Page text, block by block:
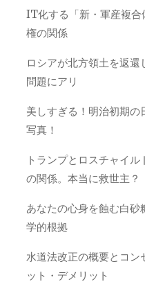
IT化する「新・軍産複合
権の関係
ロシアが北方領土を返還
問題にアリ
美しすぎる！明治初期の
写真！
トランプとロスチャイル
の関係。本当に救世主？
あなたの心身を蝕む白砂
学的根拠
水道法改正の概要とコン
ット・デメリット